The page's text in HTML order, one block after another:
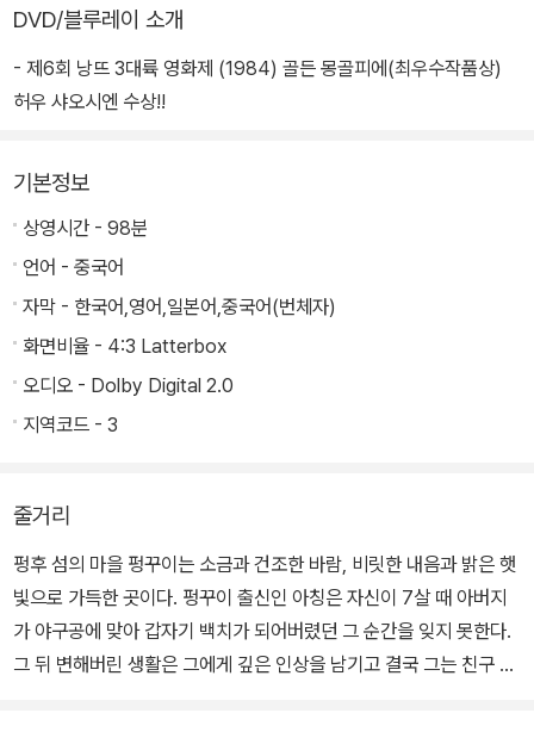
DVD/블루레이 소개
- 제6회 낭뜨 3대륙 영화제 (1984) 골든 몽골피에(최우수작품상)
허우 샤오시엔 수상!!
기본정보
상영시간 - 98분
언어 - 중국어
자막 - 한국어,영어,일본어,중국어(번체자)
화면비율 - 4:3 Latterbox
오디오 - Dolby Digital 2.0
지역코드 - 3
줄거리
펑후 섬의 마을 펑꾸이는 소금과 건조한 바람, 비릿한 내음과 밝은 햇
빛으로 가득한 곳이다. 펑꾸이 출신인 아칭은 자신이 7살 때 아버지
가 야구공에 맞아 갑자기 백치가 되어버렸던 그 순간을 잊지 못한다.
그 뒤 변해버린 생활은 그에게 깊은 인상을 남기고 결국 그는 친구 아